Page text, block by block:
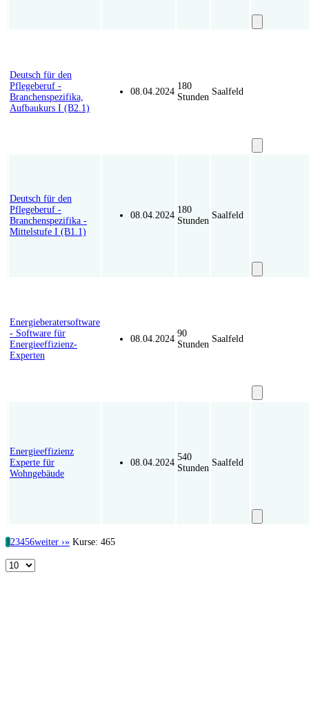
Kurs
Deutsch für den
Pflegeberuf -
Branchenspezifika,
Aufbaukurs I (B2.1)
08.04.2024
180
Stunden
Saalfeld
Kurs
Deutsch für den
Pflegeberuf -
Branchenspezifika -
Mittelstufe I (B1.1)
08.04.2024
180
Stunden
Saalfeld
Kurs
Energieberatersoftware
- Software für
Energieeffizienz-
Experten
08.04.2024
90
Stunden
Saalfeld
Kurs
Energieeffizienz
Experte für
Wohngebäude
08.04.2024
540
Stunden
Saalfeld
Kurs
123456weiter ›» Kurse: 465
Limit